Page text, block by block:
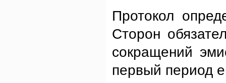
Протокол
Сторон
сокращений
первый период